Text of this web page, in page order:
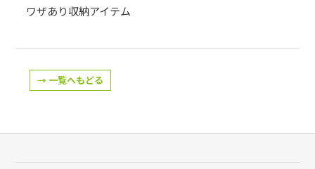
ワザあり収納アイテム
→ 一覧へもどる